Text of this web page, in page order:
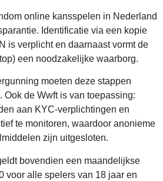
online kansspelen in Nederland
Identificatie via een kopie
is verplicht en daarnaast vormt de
een noodzakelijke waarborg.
moeten deze stappen
Ook de Wwft is van toepassing:
aan KYC-verplichtingen en
te monitoren, waardoor anonieme
zijn uitgesloten.
bovendien een maandelijkse
voor alle spelers van 18 jaar en